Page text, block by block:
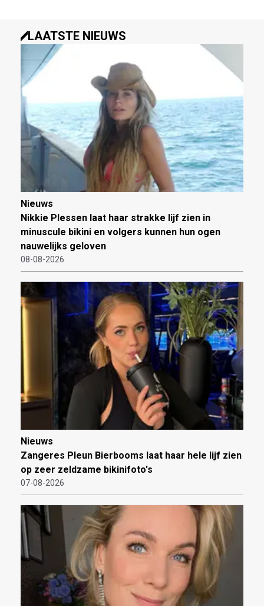
LAATSTE NIEUWS
Nieuws
Nikkie Plessen laat haar strakke lijf zien in
minuscule bikini en volgers kunnen hun ogen
nauwelijks geloven
08-08-2026
Nieuws
Zangeres Pleun Bierbooms laat haar hele lijf zien
op zeer zeldzame bikinifoto's
07-08-2026